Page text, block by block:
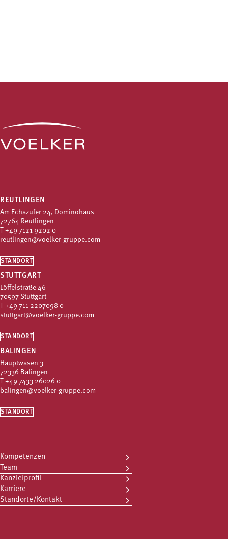
REUTLINGEN
Am Echazufer 24, Dominohaus
72764 Reutlingen
+49 7121 9202 0
reutlingen@voelker-gruppe.com
STANDORT
STUTTGART
Löffelstraße 46
70597 Stuttgart
+49 711 2207098 0
stuttgart@voelker-gruppe.com
STANDORT
BALINGEN
Hauptwasen 3
72336 Balingen
+49 7433 26026 0
balingen@voelker-gruppe.com
STANDORT
Kompetenzen
Team
Kanzleiprofil
Karriere
Standorte/Kontakt